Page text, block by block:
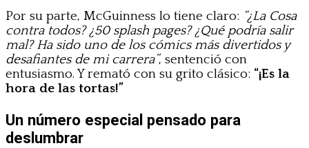
Por su parte, McGuinness lo tiene claro: “¿La Cosa
contra todos? ¿50 splash pages? ¿Qué podría salir
mal? Ha sido uno de los cómics más divertidos y
desafiantes de mi carrera”, sentenció con
entusiasmo. Y remató con su grito clásico: “¡Es la
hora de las tortas!”
Un número especial pensado para
deslumbrar